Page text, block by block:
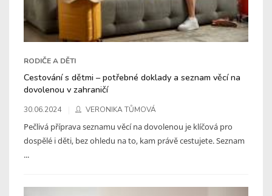
RODIČE A DĚTI
Cestování s dětmi – potřebné doklady a seznam věcí na
dovolenou v zahraničí
30.06.2024 VERONIKA TŮMOVÁ
Pečlivá příprava seznamu věcí na dovolenou je klíčová pro
dospělé i děti, bez ohledu na to, kam právě cestujete. Seznam
...